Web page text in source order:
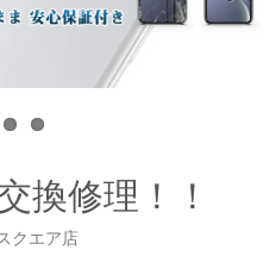
Next
換修理！！
クエア店